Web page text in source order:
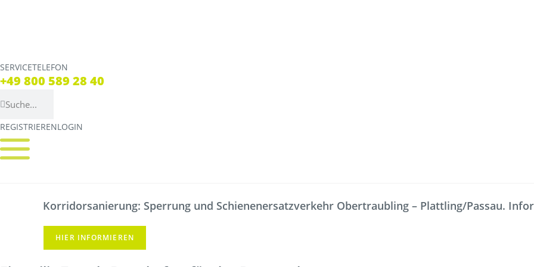
SERVICETELEFON
+49 800 589 28 40
REGISTRIERENLOGIN
SERVICE TELEFON
+49 800 589 28 40
REGISTRIEREN
Fahrpläne
Abweichungen
Verkaufsstellen & Automaten
Ausflüge
Korridorsanierung: Sperrung und Schienenersatzverkehr Obertraubling – Plattling/Passau.
HIER INFORMIEREN